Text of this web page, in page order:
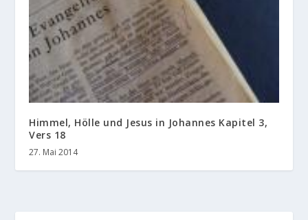
Himmel, Hölle und Jesus in Johannes Kapitel 3,
Vers 18
27. Mai 2014